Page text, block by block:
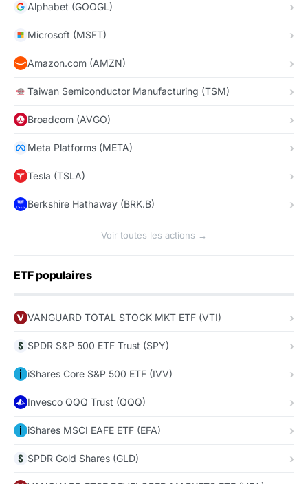
Alphabet (GOOGL)
Microsoft (MSFT)
Amazon.com (AMZN)
Taiwan Semiconductor Manufacturing (TSM)
Broadcom (AVGO)
Meta Platforms (META)
Tesla (TSLA)
Berkshire Hathaway (BRK.B)
Voir toutes les actions →
ETF populaires
VANGUARD TOTAL STOCK MKT ETF (VTI)
SPDR S&P 500 ETF Trust (SPY)
iShares Core S&P 500 ETF (IVV)
Invesco QQQ Trust (QQQ)
iShares MSCI EAFE ETF (EFA)
SPDR Gold Shares (GLD)